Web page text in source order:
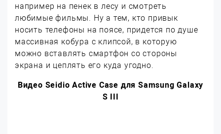
например на пенек в лесу и смотреть
любимые фильмы. Ну а тем, кто привык
носить телефоны на поясе, придется по душе
массивная кобура с клипсой, в которую
можно вставлять смартфон со стороны
экрана и цеплять его куда угодно.
Видео Seidio Active Case для Samsung Galaxy
S III